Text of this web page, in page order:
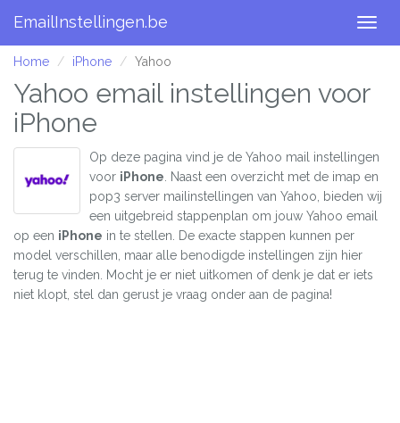
EmailInstellingen.be
Home iPhone Yahoo
Yahoo email instellingen voor
iPhone
Op deze pagina vind je de Yahoo mail instellingen
voor iPhone . Naast een overzicht met de imap en
pop3 server mailinstellingen van Yahoo, bieden wij
een uitgebreid stappenplan om jouw Yahoo email
op een iPhone in te stellen. De exacte stappen kunnen per
model verschillen, maar alle benodigde instellingen zijn hier
terug te vinden. Mocht je er niet uitkomen of denk je dat er iets
niet klopt, stel dan gerust je vraag onder aan de pagina!